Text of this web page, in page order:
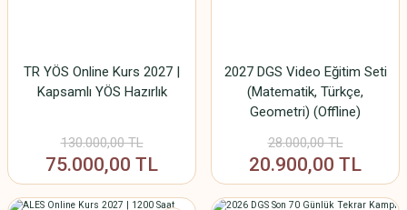
TR YÖS Online Kurs 2027 |
Kapsamlı YÖS Hazırlık
130.000,00 TL
75.000,00 TL
2027 DGS Video Eğitim Seti
(Matematik, Türkçe,
Geometri) (Offline)
28.000,00 TL
20.900,00 TL